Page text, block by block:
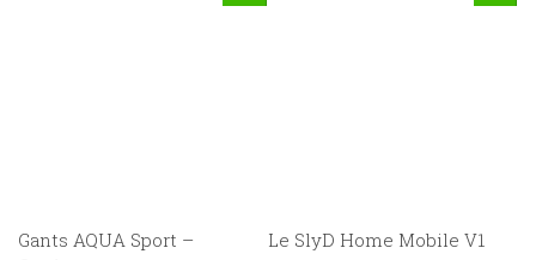
Gants AQUA Sport –
Le SlyD Home Mobile V1